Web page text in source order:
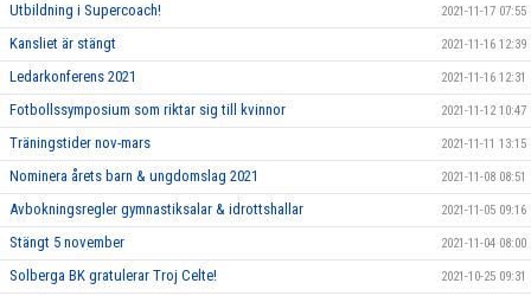
Utbildning i Supercoach! 2021-11-17 07:55
Kansliet är stängt 2021-11-16 12:39
Ledarkonferens 2021 2021-11-16 12:31
Fotbollssymposium som riktar sig till kvinnor 2021-11-12 10:47
Träningstider nov-mars 2021-11-11 13:15
Nominera årets barn & ungdomslag 2021 2021-11-08 08:51
Avbokningsregler gymnastiksalar & idrottshallar 2021-11-05 09:16
Stängt 5 november 2021-11-04 08:00
Solberga BK gratulerar Troj Celte! 2021-10-25 09:31